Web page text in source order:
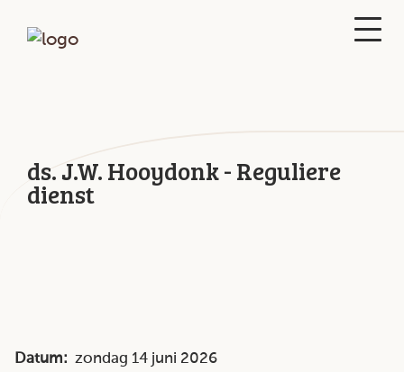
ds. J.W. Hooydonk - Reguliere
dienst
Datum: zondag 14 juni 2026